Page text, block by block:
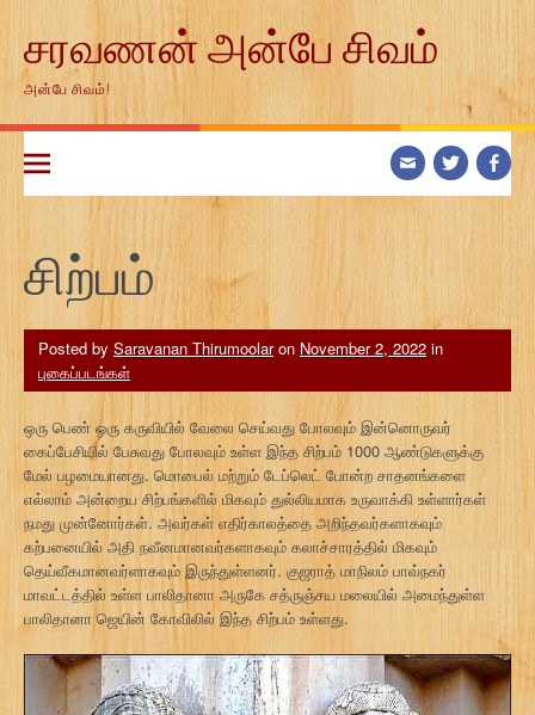
contentசரவணன் அன்பே சிவம்
அன்பே சிவம்!
சிற்பம்
Posted by Saravanan Thirumoolaron November 2, 2022 in
புகைப்படங்கள்
ஒரு பெண் ஒரு கருவியில் வேலை செய்வது போலவும் இன்னொருவர்
கைப்பேசியில் பேசுவது போலவும் உள்ள இந்த சிற்பம் 1000 ஆண்டுகளுக்கு
மேல் பழமையானது. மொபைல் மற்றும் டேப்லெட் போன்ற சாதனங்களை
எல்லாம் அன்றைய சிற்பங்களில் மிகவும் துல்லியமாக உருவாக்கி உள்ளார்கள்
நமது முன்னோர்கள். அவர்கள் எதிர்காலத்தை அறிந்தவர்களாகவும்
கற்பனையில் அதி நவீனமானவர்களாகவும் கலாச்சாரத்தில் மிகவும்
தெய்வீகமானவர்ளாகவும் இருந்துள்ளனர். குஜராத் மாநிலம் பாவ்நகர்
மாவட்டத்தில் உள்ள பாலிதானா அருகே சத்ருஞ்சய மலையில் அமைந்துள்ள
பாலிதானா ஜெயின் கோவிலில் இந்த சிற்பம் உள்ளது.